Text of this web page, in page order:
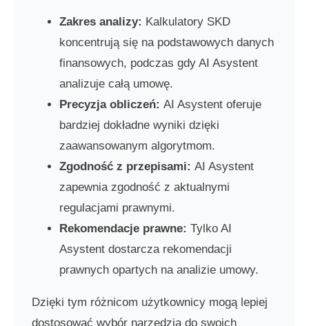
Zakres analizy: Kalkulatory SKD
koncentrują się na podstawowych danych
finansowych, podczas gdy AI Asystent
analizuje całą umowę.
Precyzja obliczeń: AI Asystent oferuje
bardziej dokładne wyniki dzięki
zaawansowanym algorytmom.
Zgodność z przepisami: AI Asystent
zapewnia zgodność z aktualnymi
regulacjami prawnymi.
Rekomendacje prawne: Tylko AI
Asystent dostarcza rekomendacji
prawnych opartych na analizie umowy.
Dzięki tym różnicom użytkownicy mogą lepiej
dostosować wybór narzędzia do swoich